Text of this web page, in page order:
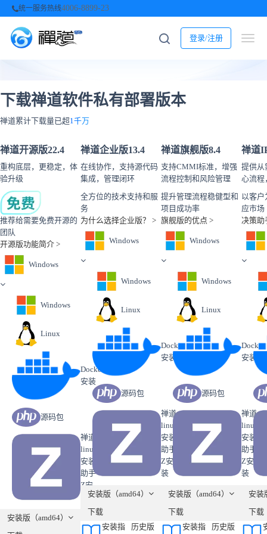
统一服务热线4006-8899-23
登录/注册
下载禅道软件私有部署版本
禅道累计下载量已超1千万
禅道开源版22.4
重构底层，更稳定，体
验升级
推荐给需要免费开源的
团队
开源版功能简介 >
Windows
Windows
Linux
Docker
安装
源码包
禅道
linux
安装
助手
Z安
安装版（amd64）
禅道企业版13.4
在线协作，支持源代码
集成，管理闭环
全方位的技术支持和服
务
为什么选择企业版？ >
Windows
Windows
Linux
Docker
安装
源码包
禅道
linux
安装
助手
Z安
装
安装版（amd64）
下载
安装指
历史版
禅道旗舰版8.4
支持CMMI标准，增强
流程控制和风险管理
提升管理流程稳健型和
项目成功率
旗舰版的优点 >
Windows
Windows
Linux
Docker
安装
源码包
禅道
linux
安装
助手
Z安
装
安装版（amd64）
下载
安装指
历史版
禅道
提供从
心流程
以客
应市场
决策助
安装
下载